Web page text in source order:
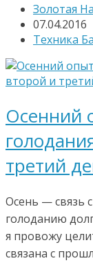
Золотая
07.04.2016
Техника
Осенний
третий
Осень — связь
голоданию
я провожу
связана с